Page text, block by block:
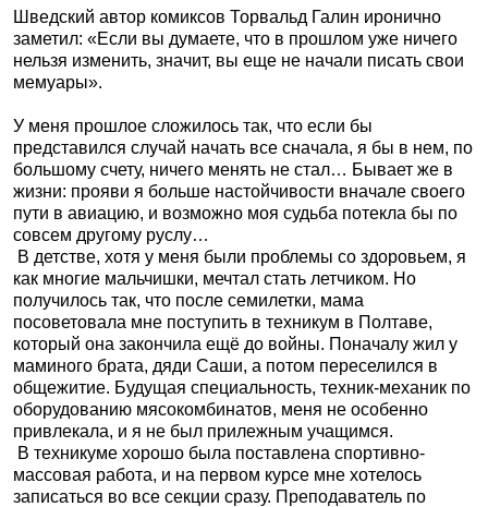
Шведский автор комиксов Торвальд Галин иронично
заметил: «Если вы думаете, что в прошлом уже ничего
нельзя изменить, значит, вы еще не начали писать свои
мемуары».
У меня прошлое сложилось так, что если бы
представился случай начать все сначала, я бы в нем, по
большому счету, ничего менять не стал… Бывает же в
жизни: прояви я больше настойчивости вначале своего
пути в авиацию, и возможно моя судьба потекла бы по
совсем другому руслу…
В детстве, хотя у меня были проблемы со здоровьем, я
как многие мальчишки, мечтал стать летчиком. Но
получилось так, что после семилетки, мама
посоветовала мне поступить в техникум в Полтаве,
который она закончила ещё до войны. Поначалу жил у
маминого брата, дяди Саши, а потом переселился в
общежитие. Будущая специальность, техник-механик по
оборудованию мясокомбинатов, меня не особенно
привлекала, и я не был прилежным учащимся.
В техникуме хорошо была поставлена спортивно-
массовая работа, и на первом курсе мне хотелось
записаться во все секции сразу. Преподаватель по